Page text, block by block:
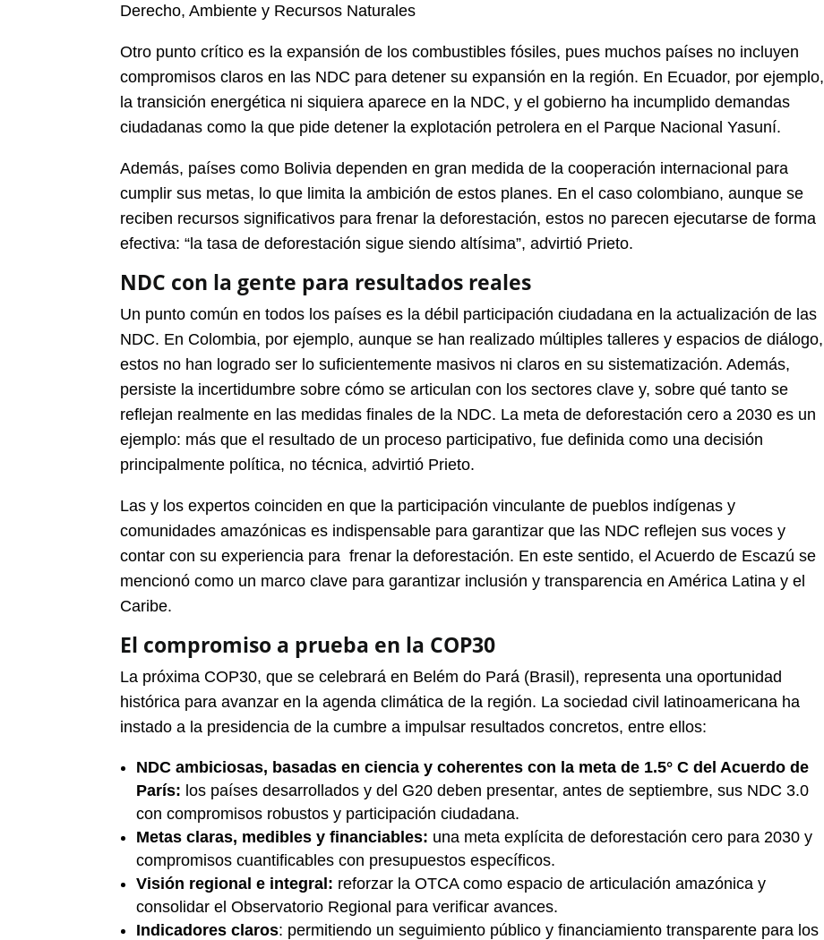
Derecho, Ambiente y Recursos Naturales
Otro punto crítico es la expansión de los combustibles fósiles, pues muchos países no incluyen
compromisos claros en las NDC para detener su expansión en la región. En Ecuador, por ejemplo,
la transición energética ni siquiera aparece en la NDC, y el gobierno ha incumplido demandas
ciudadanas como la que pide detener la explotación petrolera en el Parque Nacional Yasuní.
Además, países como Bolivia dependen en gran medida de la cooperación internacional para
cumplir sus metas, lo que limita la ambición de estos planes. En el caso colombiano, aunque se
reciben recursos significativos para frenar la deforestación, estos no parecen ejecutarse de forma
efectiva: “la tasa de deforestación sigue siendo altísima”, advirtió Prieto.
NDC con la gente para resultados reales
Un punto común en todos los países es la débil participación ciudadana en la actualización de las
NDC. En Colombia, por ejemplo, aunque se han realizado múltiples talleres y espacios de diálogo,
estos no han logrado ser lo suficientemente masivos ni claros en su sistematización. Además,
persiste la incertidumbre sobre cómo se articulan con los sectores clave y, sobre qué tanto se
reflejan realmente en las medidas finales de la NDC. La meta de deforestación cero a 2030 es un
ejemplo: más que el resultado de un proceso participativo, fue definida como una decisión
principalmente política, no técnica, advirtió Prieto.
Las y los expertos coinciden en que la participación vinculante de pueblos indígenas y
comunidades amazónicas es indispensable para garantizar que las NDC reflejen sus voces y
contar con su experiencia para frenar la deforestación. En este sentido, el Acuerdo de Escazú se
mencionó como un marco clave para garantizar inclusión y transparencia en América Latina y el
Caribe.
El compromiso a prueba en la COP30
La próxima COP30, que se celebrará en Belém do Pará (Brasil), representa una oportunidad
histórica para avanzar en la agenda climática de la región. La sociedad civil latinoamericana ha
instado a la presidencia de la cumbre a impulsar resultados concretos, entre ellos:
NDC ambiciosas, basadas en ciencia y coherentes con la meta de 1.5° C del Acuerdo de
París: los países desarrollados y del G20 deben presentar, antes de septiembre, sus NDC 3.0
con compromisos robustos y participación ciudadana.
Metas claras, medibles y financiables: una meta explícita de deforestación cero para 2030 y
compromisos cuantificables con presupuestos específicos.
Visión regional e integral: reforzar la OTCA como espacio de articulación amazónica y
consolidar el Observatorio Regional para verificar avances.
Indicadores claros: permitiendo un seguimiento público y financiamiento transparente para los